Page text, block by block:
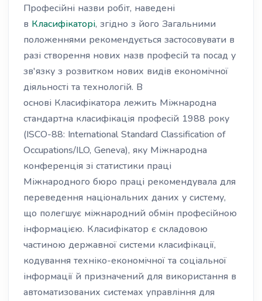
Професійні назви робіт, наведені
в Класифікаторі, згідно з його Загальними
положеннями рекомендується застосовувати в
разі створення нових назв професій та посад у
зв'язку з розвитком нових видів економічної
діяльності та технологій. В
основі Класифікатора лежить Міжнародна
стандартна класифікація професій 1988 року
(ISCO-88: International Standard Classification of
Occupations/ILO, Geneva), яку Міжнародна
конференція зі статистики праці
Міжнародного бюро праці рекомендувала для
переведення національних даних у систему,
що полегшує міжнародний обмін професійною
інформацією. Класифікатор є складовою
частиною державної системи класифікації,
кодування техніко-економічної та соціальної
інформації й призначений для використання в
автоматизованих системах управління для